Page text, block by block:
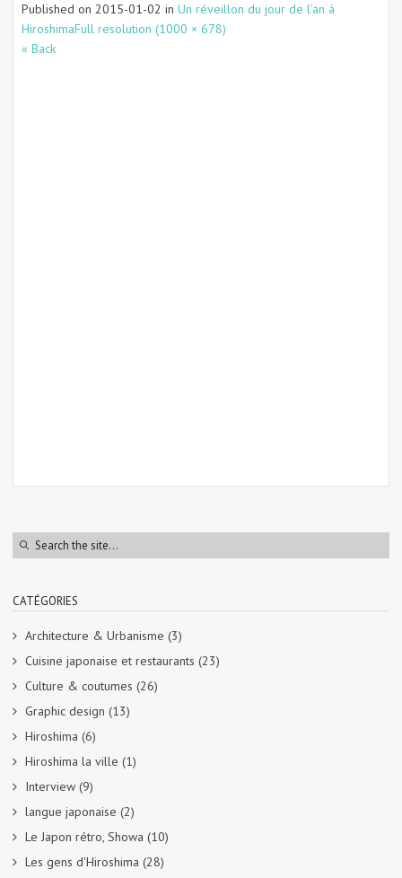
Published on 2015-01-02 in Un réveillon du jour de l’an à
HiroshimaFull resolution (1000 × 678)
« Back
CATÉGORIES
Architecture & Urbanisme (3)
Cuisine japonaise et restaurants (23)
Culture & coutumes (26)
Graphic design (13)
Hiroshima (6)
Hiroshima la ville (1)
Interview (9)
langue japonaise (2)
Le Japon rétro, Showa (10)
Les gens d'Hiroshima (28)